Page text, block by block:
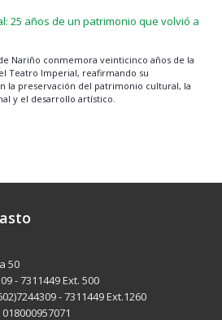
25 años de un patrimonio que volvió a
Nariño conmemora veinticinco años de la
Teatro Imperial, reafirmando su
la preservación del patrimonio cultural, la
y el desarrollo artístico.
50
- 7311449 Ext. 500
- 7311449 Ext.1260
018000957071